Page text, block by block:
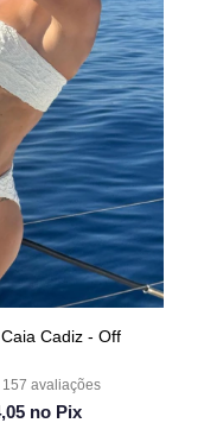
Cadiz - Off
157 avaliações
no Pix